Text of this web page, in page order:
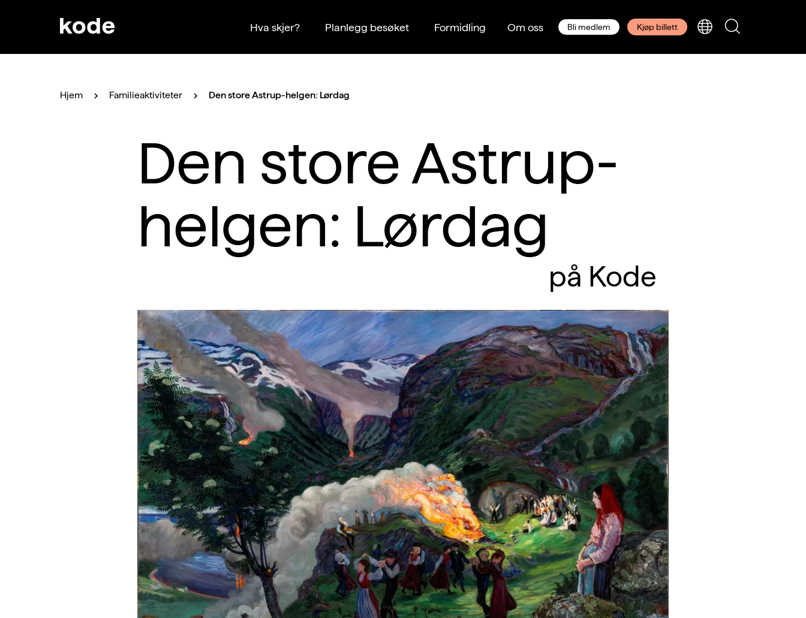
Hva skjer? Planlegg besøket Formidling Om oss Bli medlem Kjøp billett
Hjem Familieaktiviteter Den store Astrup-helgen: Lørdag
Den store Astrup-
helgen: Lørdag
på Kode